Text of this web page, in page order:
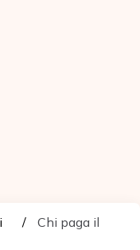
Chi paga il